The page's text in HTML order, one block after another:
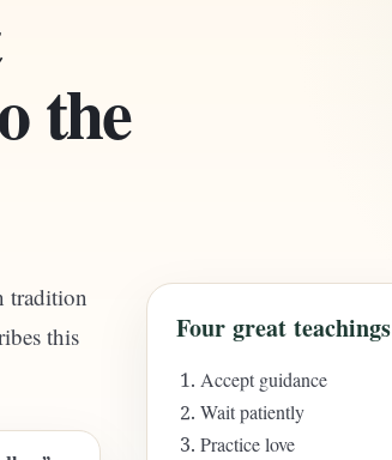
the
tradition
this
Four great teachings
Accept guidance
Wait patiently
Practice love